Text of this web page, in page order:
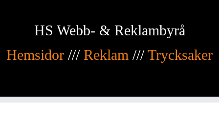
HS Webb- & Reklambyrå
Hemsidor /// Reklam ///Trycksaker